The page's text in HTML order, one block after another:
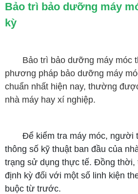
Bảo trì bảo dưỡng máy
kỳ
Bảo trì bảo dưỡng máy móc
phương pháp bảo dưỡng máy
chuẩn nhất hiện nay, thường
nhà máy hay xí nghiệp.
Để kiểm tra máy móc, người
thông số kỹ thuật ban đầu của
trạng sử dụng thực tế. Đồng thời,
định kỳ đối với một số linh kiện
buộc từ trước.